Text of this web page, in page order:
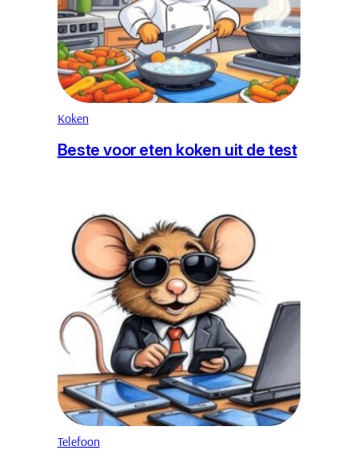
Koken
Beste voor eten koken uit de test
Telefoon